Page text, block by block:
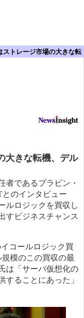
ストレージ市場の大きな転
大きな転機、デル
であるプラビン・
とのインタビュー
ルロジックを買収し
すビジネスチャンス
コールロジック買
模のこの買収の最
は「サーバ仮想化の
することにあった」